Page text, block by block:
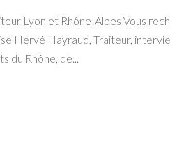
Lyon et Rhône-Alpes Vous
Hervé Hayraud, Traiteur,
du Rhône, de...